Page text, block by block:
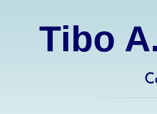
Tibo